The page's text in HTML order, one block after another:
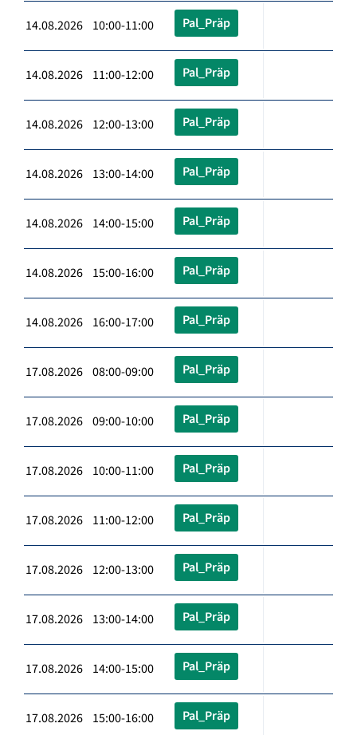
14.08.2026 10:00-11:00 Pal_Präp
14.08.2026 11:00-12:00 Pal_Präp
14.08.2026 12:00-13:00 Pal_Präp
14.08.2026 13:00-14:00 Pal_Präp
14.08.2026 14:00-15:00 Pal_Präp
14.08.2026 15:00-16:00 Pal_Präp
14.08.2026 16:00-17:00 Pal_Präp
17.08.2026 08:00-09:00 Pal_Präp
17.08.2026 09:00-10:00 Pal_Präp
17.08.2026 10:00-11:00 Pal_Präp
17.08.2026 11:00-12:00 Pal_Präp
17.08.2026 12:00-13:00 Pal_Präp
17.08.2026 13:00-14:00 Pal_Präp
17.08.2026 14:00-15:00 Pal_Präp
17.08.2026 15:00-16:00 Pal_Präp